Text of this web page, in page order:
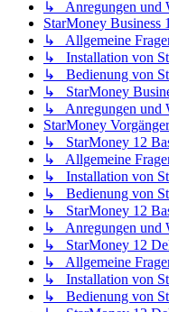
↳ Anregungen und
StarMoney Business
↳ Allgemeine
↳ Installation von
↳ Bedienung von
↳ StarMoney
↳ Anregungen und
StarMoney
↳ StarMoney 12
↳ Allgemeine
↳ Installation von
↳ Bedienung von
↳ StarMoney 12
↳ Anregungen und
↳ StarMoney 12
↳ Allgemeine
↳ Installation von
↳ Bedienung von